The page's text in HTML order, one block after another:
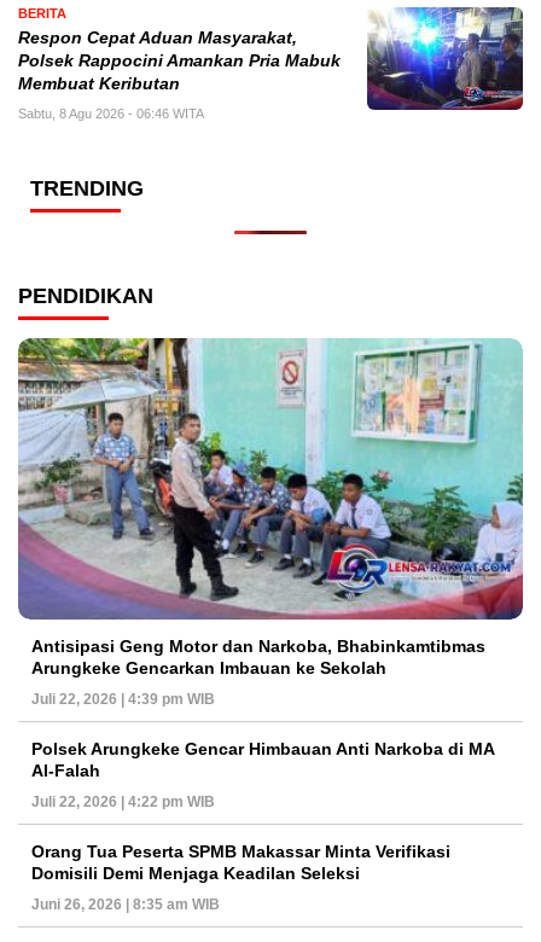
BERITA
Respon Cepat Aduan Masyarakat,
Polsek Rappocini Amankan Pria Mabuk
Membuat Keributan
Sabtu, 8 Agu 2026 - 06:46 WITA
TRENDING
PENDIDIKAN
Antisipasi Geng Motor dan Narkoba, Bhabinkamtibmas
Arungkeke Gencarkan Imbauan ke Sekolah
Juli 22, 2026 | 4:39 pm WIB
Polsek Arungkeke Gencar Himbauan Anti Narkoba di MA
Al-Falah
Juli 22, 2026 | 4:22 pm WIB
Orang Tua Peserta SPMB Makassar Minta Verifikasi
Domisili Demi Menjaga Keadilan Seleksi
Juni 26, 2026 | 8:35 am WIB